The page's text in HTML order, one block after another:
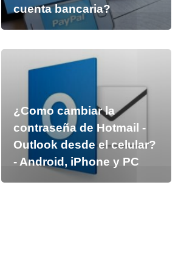
cuenta bancaria?
¿Como cambiar la
contraseña de Hotmail -
Outlook desde el celular?
- Android, iPhone y PC